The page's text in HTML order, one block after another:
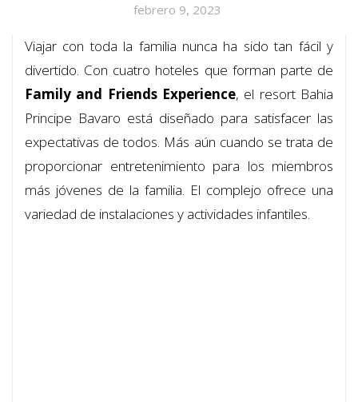
febrero 9, 2023
Viajar con toda la familia nunca ha sido tan fácil y
divertido. Con cuatro hoteles que forman parte de
Family and Friends Experience, el resort Bahia
Principe Bavaro está diseñado para satisfacer las
expectativas de todos. Más aún cuando se trata de
proporcionar entretenimiento para los miembros
más jóvenes de la familia. El complejo ofrece una
variedad de instalaciones y actividades infantiles.